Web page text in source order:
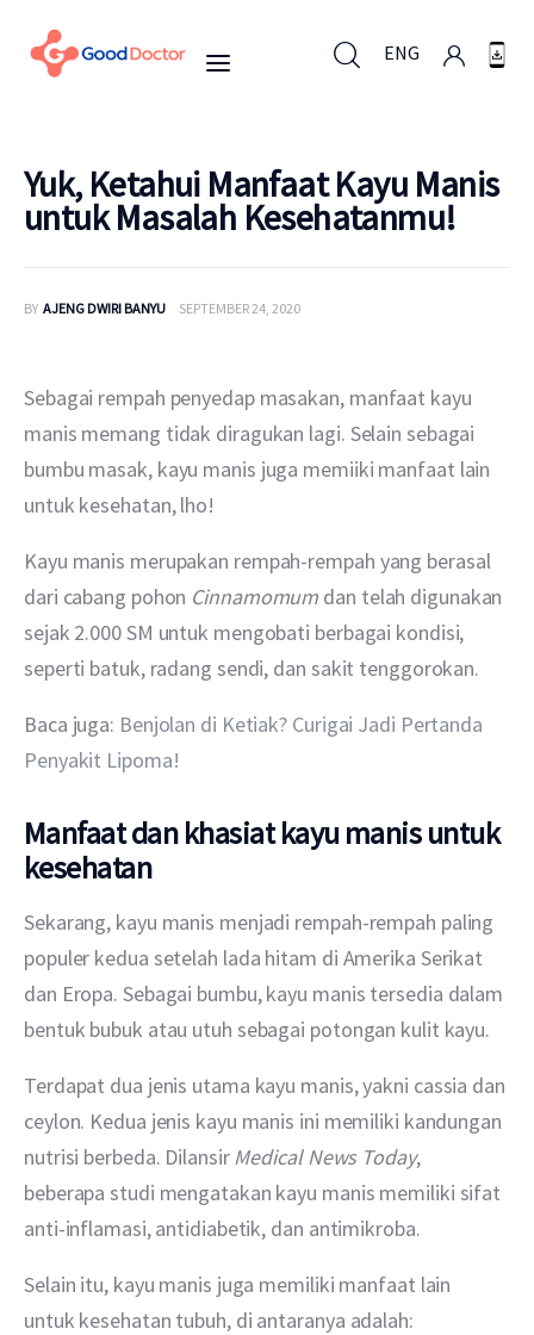
ENG
ENG
Mengapa Good Doctor
Berita
Layanan
Yuk, Ketahui Manfaat Kayu Manis
untuk Masalah Kesehatanmu!
BY AJENG DWIRI BANYU SEPTEMBER 24, 2020
Sebagai rempah penyedap masakan, manfaat kayu
manis memang tidak diragukan lagi. Selain sebagai
bumbu masak, kayu manis juga memiiki manfaat lain
untuk kesehatan, lho!
Kayu manis merupakan rempah-rempah yang berasal
dari cabang pohon Cinnamomum dan telah digunakan
sejak 2.000 SM untuk mengobati berbagai kondisi,
seperti batuk, radang sendi, dan sakit tenggorokan.
Baca juga: Benjolan di Ketiak? Curigai Jadi Pertanda
Penyakit Lipoma!
Manfaat dan khasiat kayu manis untuk
kesehatan
Sekarang, kayu manis menjadi rempah-rempah paling
populer kedua setelah lada hitam di Amerika Serikat
dan Eropa. Sebagai bumbu, kayu manis tersedia dalam
bentuk bubuk atau utuh sebagai potongan kulit kayu.
Terdapat dua jenis utama kayu manis, yakni cassia dan
ceylon. Kedua jenis kayu manis ini memiliki kandungan
nutrisi berbeda. Dilansir Medical News Today,
beberapa studi mengatakan kayu manis memiliki sifat
anti-inflamasi, antidiabetik, dan antimikroba.
Selain itu, kayu manis juga memiliki manfaat lain
untuk kesehatan tubuh, di antaranya adalah: